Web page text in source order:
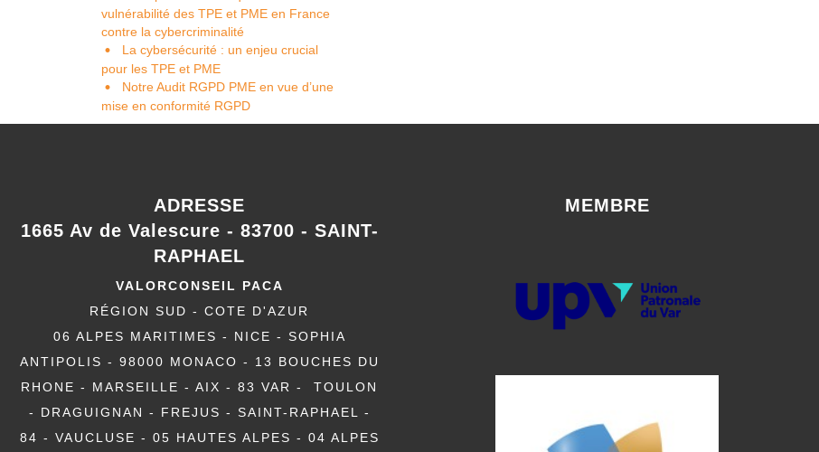
vulnérabilité des TPE et PME en France
contre la cybercriminalité
La cybersécurité : un enjeu crucial
pour les TPE et PME
Notre Audit RGPD PME en vue d’une
mise en conformité RGPD
ADRESSE
1665 Av de Valescure - 83700 - SAINT-
RAPHAEL
VALORCONSEIL PACA
RÉGION SUD - COTE D'AZUR
06 ALPES MARITIMES - NICE - SOPHIA
ANTIPOLIS - 98000 MONACO - 13 BOUCHES DU
RHONE - MARSEILLE - AIX - 83 VAR - TOULON
- DRAGUIGNAN - FREJUS - SAINT-RAPHAEL -
84 - VAUCLUSE - 05 HAUTES ALPES - 04 ALPES
MEMBRE